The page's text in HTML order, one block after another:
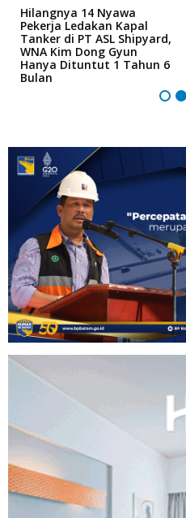
Hilangnya 14 Nyawa
Pekerja Ledakan Kapal
Tanker di PT ASL Shipyard,
WNA Kim Dong Gyun
Hanya Dituntut 1 Tahun 6
Bulan